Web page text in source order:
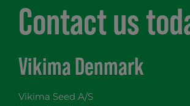
Contact us
Vikima Denmark
Vikima Seed A/S